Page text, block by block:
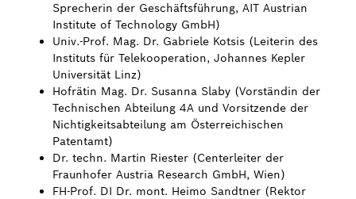
Sprecherin der Geschäftsführung, AIT Austrian
Institute of Technology GmbH)
Univ.-Prof. Mag. Dr. Gabriele Kotsis (Leiterin des
Instituts für Telekooperation, Johannes Kepler
Universität Linz)
Hofrätin Mag. Dr. Susanna Slaby (Vorständin der
Technischen Abteilung 4A und Vorsitzende der
Nichtigkeitsabteilung am Österreichischen
Patentamt)
Dr. techn. Martin Riester (Centerleiter der
Fraunhofer Austria Research GmbH, Wien)
FH-Prof. DI Dr. mont. Heimo Sandtner (Rektor